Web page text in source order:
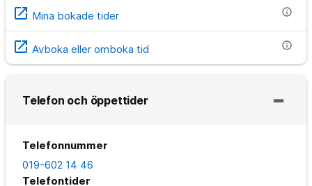
open_in_new Mina bokade tider info
open_in_new Avboka eller omboka tid info
Telefon och öppettider
Telefonnummer
019-602 14 46
Telefontider